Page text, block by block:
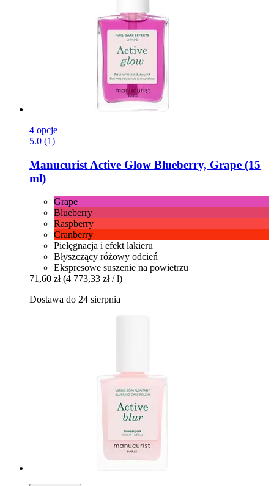
4 opcje
5.0 (1)
Manucurist Active Glow Blueberry, Grape (15
ml)
Grape
Blueberry
Raspberry
Cranberry
Pielęgnacja i efekt lakieru
Błyszczący różowy odcień
Ekspresowe suszenie na powietrzu
71,60 zł (4 773,33 zł / l)
Dostawa do 24 sierpnia